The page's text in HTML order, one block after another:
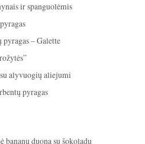
ir spanguolėmis
– Galette
alyvuogių aliejumi
pyragas
bananų duona su šokoladu